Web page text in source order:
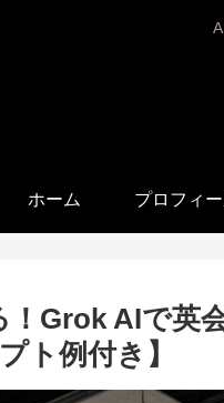
ホーム プロフィ
Grok AIで英
ト例付き】